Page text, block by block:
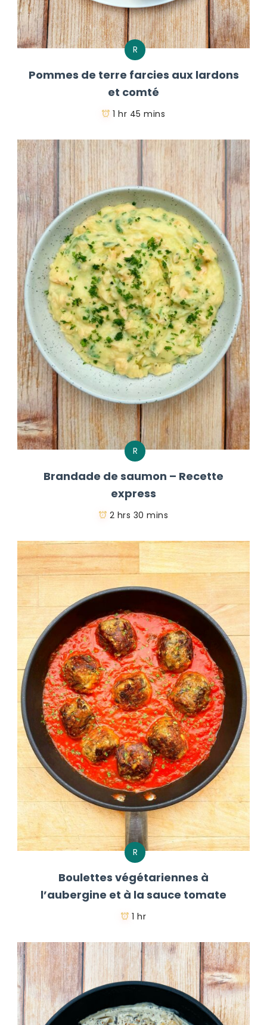
R
Pommes de terre farcies aux lardons
et comté
1 hr 45 mins
R
Brandade de saumon – Recette
express
2 hrs 30 mins
R
Boulettes végétariennes à
l’aubergine et à la sauce tomate
1 hr